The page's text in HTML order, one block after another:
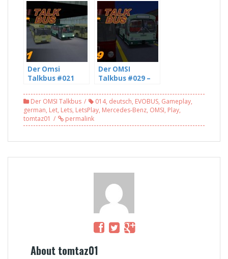
Gott und die
Welt (3/5) [HD]
Gott und die
Welt (2/5) ReUP
[HD]
Der Omsi
Talkbus #021
und Youtube
Community mit
sciviLP Take
zwei (1/5)
Der OMSI
Talkbus #029 –
strikes nothing –
mit Niels (4/5)
Der OMSI Talkbus 014, deutsch, EVOBUS, Gameplay,
german, Let, Lets, LetsPlay, Mercedes-Benz, OMSI, Play,
tomtaz01
permalink
About tomtaz01